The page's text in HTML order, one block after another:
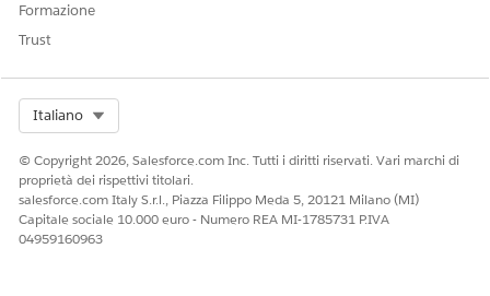
Formazione
Trust
Italiano
© Copyright 2026, Salesforce.com Inc. Tutti i diritti riservati. Vari marchi di
proprietà dei rispettivi titolari.
salesforce.com Italy S.r.l., Piazza Filippo Meda 5, 20121 Milano (MI)
Capitale sociale 10.000 euro - Numero REA MI-1785731 P.IVA
04959160963